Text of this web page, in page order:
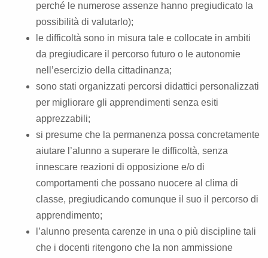
perché le numerose assenze hanno pregiudicato la
possibilità di valutarlo);
le difficoltà sono in misura tale e collocate in ambiti
da pregiudicare il percorso futuro o le autonomie
nell’esercizio della cittadinanza;
sono stati organizzati percorsi didattici personalizzati
per migliorare gli apprendimenti senza esiti
apprezzabili;
si presume che la permanenza possa concretamente
aiutare l’alunno a superare le difficoltà, senza
innescare reazioni di opposizione e/o di
comportamenti che possano nuocere al clima di
classe, pregiudicando comunque il suo il percorso di
apprendimento;
l’alunno presenta carenze in una o più discipline tali
che i docenti ritengono che la non ammissione